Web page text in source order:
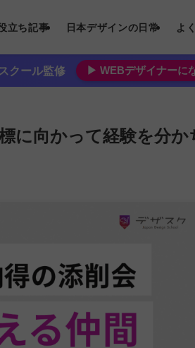
立ち記事 日本デザインの日常 よ
クール監修 ▶︎ WEBデザイナーに
に向かって経験を分か